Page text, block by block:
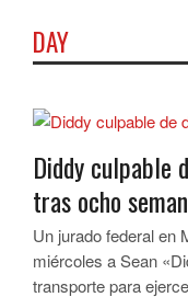
DAY
Diddy culpable
tras ocho
Un jurado federal en
miércoles a Sean
transporte para